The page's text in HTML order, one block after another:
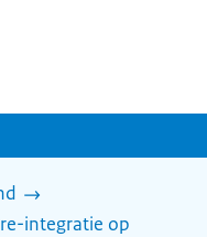
integratie op